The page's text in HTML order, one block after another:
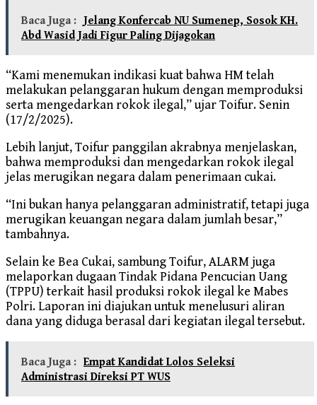
Baca Juga : Jelang Konfercab NU Sumenep, Sosok KH.
Abd Wasid Jadi Figur Paling Dijagokan
“Kami menemukan indikasi kuat bahwa HM telah
melakukan pelanggaran hukum dengan memproduksi
serta mengedarkan rokok ilegal,” ujar Toifur. Senin
(17/2/2025).
Lebih lanjut, Toifur panggilan akrabnya menjelaskan,
bahwa memproduksi dan mengedarkan rokok ilegal
jelas merugikan negara dalam penerimaan cukai.
“Ini bukan hanya pelanggaran administratif, tetapi juga
merugikan keuangan negara dalam jumlah besar,”
tambahnya.
Selain ke Bea Cukai, sambung Toifur, ALARM juga
melaporkan dugaan Tindak Pidana Pencucian Uang
(TPPU) terkait hasil produksi rokok ilegal ke Mabes
Polri. Laporan ini diajukan untuk menelusuri aliran
dana yang diduga berasal dari kegiatan ilegal tersebut.
Baca Juga : Empat Kandidat Lolos Seleksi
Administrasi Direksi PT WUS